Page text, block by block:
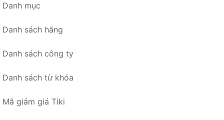
Danh mục
Danh sách hãng
Danh sách công ty
Danh sách từ khóa
Mã giảm giá Tiki